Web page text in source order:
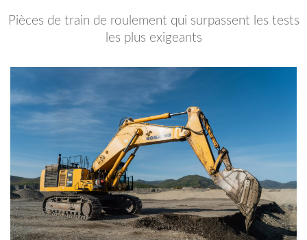
Pièces de train de roulement qui surpassent les tests
les plus exigeants